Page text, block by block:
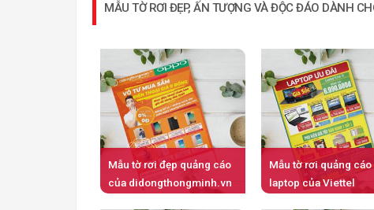
MẪU TỜ RƠI ĐẸP, ẤN TƯỢNG VÀ ĐỘC ĐÁO DÀNH
Mẫu tờ rơi đẹp quảng cáo
của didongthongminh.vn
Mẫu tờ rơi quảng cáo
laptop của Viettel